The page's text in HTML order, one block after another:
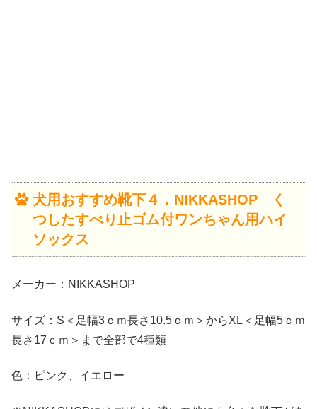
犬用おすすめ靴下４．NIKKASHOP く
つしたすべり止ゴム付ワンちゃん用ハイ
ソックス
メーカー：NIKKASHOP
サイズ：S＜足幅3ｃｍ長さ10.5ｃｍ＞からXL＜足幅5ｃｍ
長さ17ｃｍ＞まで全部で4種類
色：ピンク、イエロー